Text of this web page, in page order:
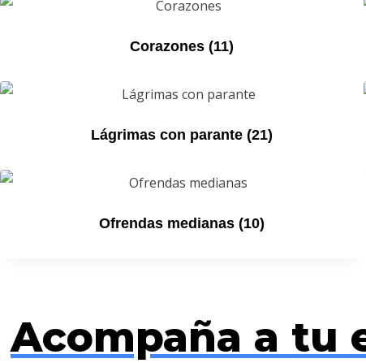
Corazones (11)
Lágrimas con parante (21)
Ofrendas medianas (10)
Acompaña a tu